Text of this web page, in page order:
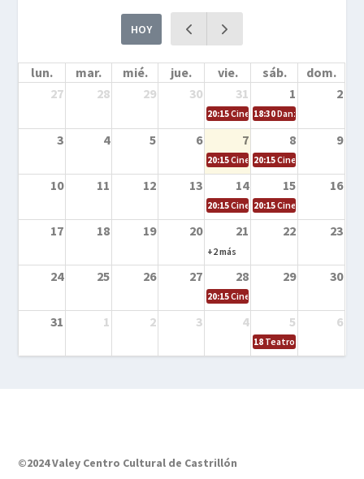
HOY
lun. mar. mié. jue. vie. sáb.
dom.
27
28 29 30 31 1 2
20:15Cine en la calle – Cómo
18:30Danza – Cita en el
3 4 5 6 7 8 9
20:15Cine en la calle – El niño y la
20:15Cine en la calle –
10 11 12 13 14 15 16
20:15Cine en la calle – Tortugas
20:15Cine en la calle –
17 18 19 20 21 22 23
+2 más
24 25 26 27 28 29 30
20:15Cine en el calle – Tintín y el
31 1 2 3 4 5 6
18 Teatro – Tres
©2024 Valey Centro Cultural de Castrillón